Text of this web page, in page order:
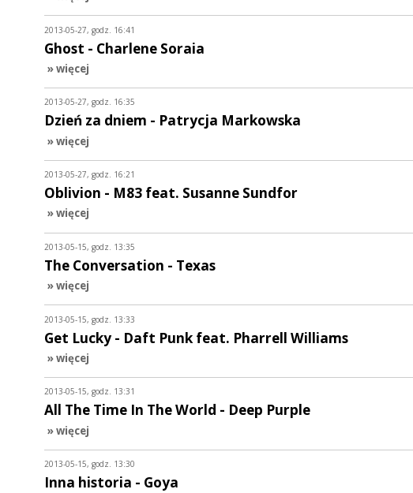
2013-05-27, godz. 16:41
Ghost - Charlene Soraia
» więcej
2013-05-27, godz. 16:35
Dzień za dniem - Patrycja Markowska
» więcej
2013-05-27, godz. 16:21
Oblivion - M83 feat. Susanne Sundfor
» więcej
2013-05-15, godz. 13:35
The Conversation - Texas
» więcej
2013-05-15, godz. 13:33
Get Lucky - Daft Punk feat. Pharrell Williams
» więcej
2013-05-15, godz. 13:31
All The Time In The World - Deep Purple
» więcej
2013-05-15, godz. 13:30
Inna historia - Goya